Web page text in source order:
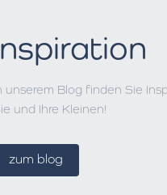
unserem Blog finden Sie
und Ihre Kleinen!
zum blog